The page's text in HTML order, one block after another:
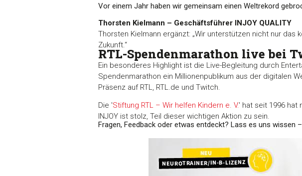
Vor einem Jahr haben wir gemeinsam einen Weltrekord
Thorsten Kielmann – Geschäftsführer INJOY QUALITY
Thorsten Kielmann ergänzt: „Wir unterstützen nicht nur
Zukunft.“
RTL-Spendenmarathon live bei
Ein besonderes Highlight ist die Live-Begleitung durch
Spendenmarathon ein Millionenpublikum aus der digitalen
Präsenz auf RTL, RTL.de und Twitch.
Die 'Stiftung RTL – Wir helfen Kindern e. V.' hat seit 1996 hat
INJOY ist stolz, Teil dieser wichtigen Aktion zu sein.
Fragen, Feedback oder etwas entdeckt? Lass es uns wissen –